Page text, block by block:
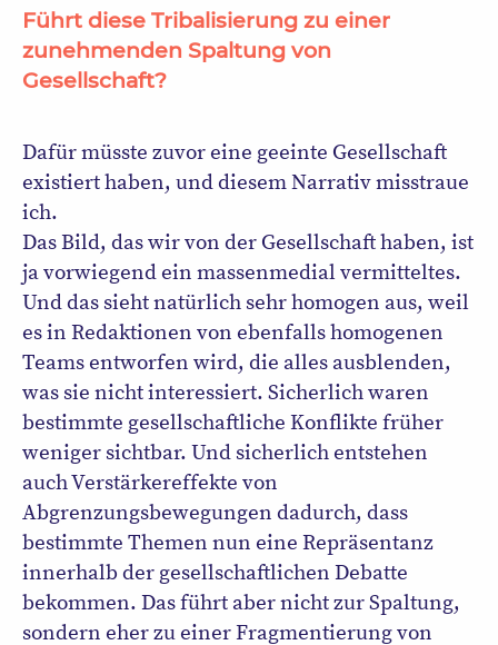
Führt diese Tribalisierung zu einer
zunehmenden Spaltung von
Gesellschaft?
Dafür müsste zuvor eine geeinte Gesellschaft
existiert haben, und diesem Narrativ misstraue
ich.
Das Bild, das wir von der Gesellschaft haben, ist
ja vorwiegend ein massenmedial vermitteltes.
Und das sieht natürlich sehr homogen aus, weil
es in Redaktionen von ebenfalls homogenen
Teams entworfen wird, die alles ausblenden,
was sie nicht interessiert. Sicherlich waren
bestimmte gesellschaftliche Konflikte früher
weniger sichtbar. Und sicherlich entstehen
auch Verstärkereffekte von
Abgrenzungsbewegungen dadurch, dass
bestimmte Themen nun eine Repräsentanz
innerhalb der gesellschaftlichen Debatte
bekommen. Das führt aber nicht zur Spaltung,
sondern eher zu einer Fragmentierung von